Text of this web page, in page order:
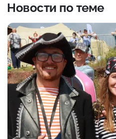
Новости по теме